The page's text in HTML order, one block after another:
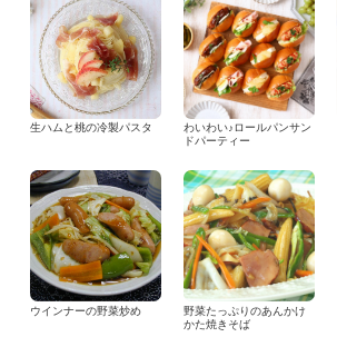
生ハムと桃の冷製パスタ
わいわい♪ロールパンサン
ドパーティー
ウインナーの野菜炒め
野菜たっぷりのあんかけ
かた焼きそば